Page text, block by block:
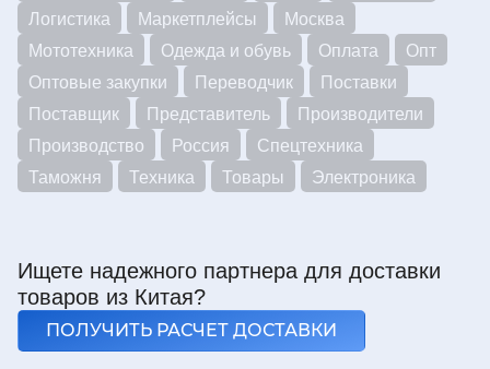
Логистика
Маркетплейсы
Москва
Мототехника
Одежда и обувь Оплата
Опт
Оптовые закупки
Переводчик
Поставки
Поставщик
Представитель
Производители
Производство
Россия
Спецтехника
Таможня
Техника Товары Электроника
Ищете надежного партнера для доставки
товаров из Китая?
ПОЛУЧИТЬ РАСЧЕТ ДОСТАВКИ